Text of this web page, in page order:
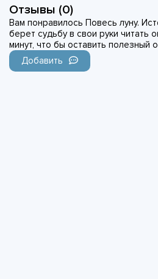
Отзывы (0)
Вам понравилось Повесь луну.
берет судьбу в свои руки читать
минут, что бы оставить полезный
Добавить